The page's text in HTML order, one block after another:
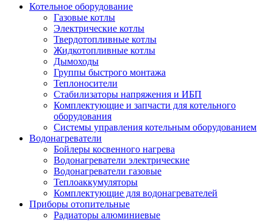
Котельное оборудование
Газовые котлы
Электрические котлы
Твердотопливные котлы
Жидкотопливные котлы
Дымоходы
Группы быстрого монтажа
Теплоносители
Стабилизаторы напряжения и ИБП
Комплектующие и запчасти для котельного
оборудования
Системы управления котельным оборудованием
Водонагреватели
Бойлеры косвенного нагрева
Водонагреватели электрические
Водонагреватели газовые
Теплоаккумуляторы
Комплектующие для водонагревателей
Приборы отопительные
Радиаторы алюминиевые